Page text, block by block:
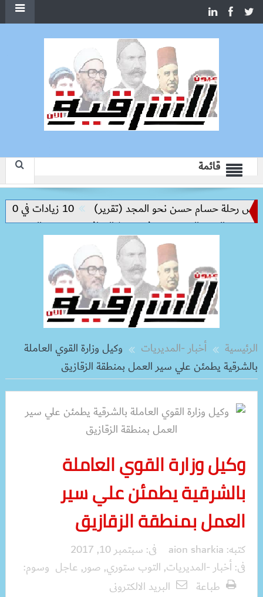
قائمة
رحلة حسام حسن نحو المجد (تقرير)
10 زيادات في 10 سنوات.. هل حان الوقت لرفع دعم البنزين نهائيا؟
الجديدة وتدفع تنفيذ المرافق
سعر الحديد
الرئيسية أخبار -المديريات
وكيل وزارة القوي العاملة
بالشرقية يطمئن علي سير العمل بمنطقة الزقازيق
وكيل وزارة القوي العاملة
بالشرقية يطمئن علي سير
العمل بمنطقة الزقازيق
كتبه: aion sharkia فى: سبتمبر 10, 2017
فى:أخبار -المديريات, التوب ستوري, صور, عاجل وسوم:
طباعة
البريد الالكترونى